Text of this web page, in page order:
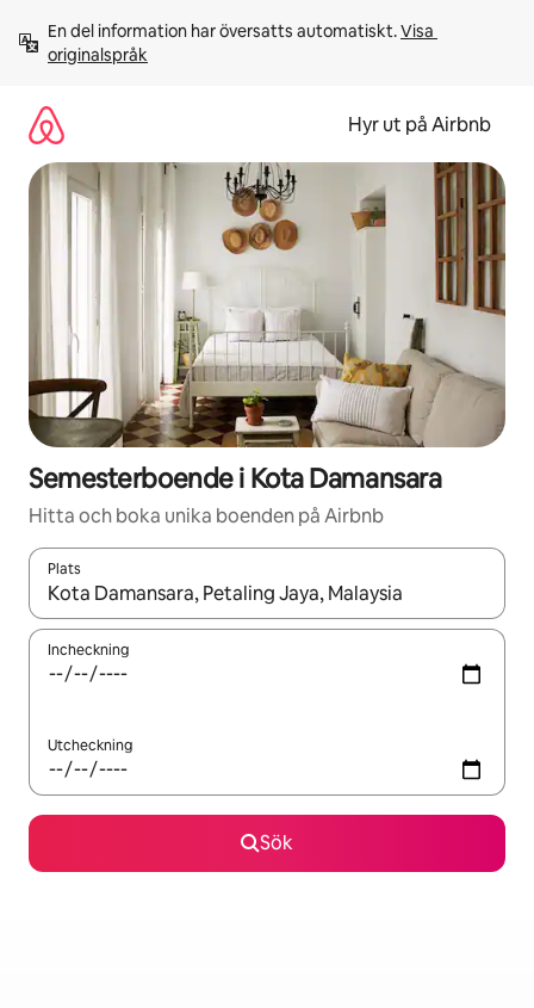
innehåll
En del information har översatts automatiskt. Visa
originalspråk
Hyr ut på Airbnb
Semesterboende i Kota Damansara
Hitta och boka unika boenden på Airbnb
Plats
När resultaten är tillgängliga kan du navigera med upp- och
Incheckning
Utcheckning
Sök